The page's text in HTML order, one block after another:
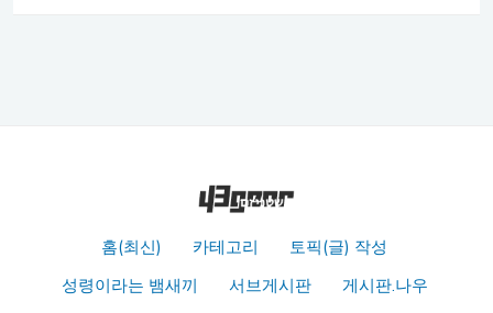
홈(최신) 카테고리
토픽(글) 작성
성령이라는 뱀새끼
서브게시판
게시판.나우